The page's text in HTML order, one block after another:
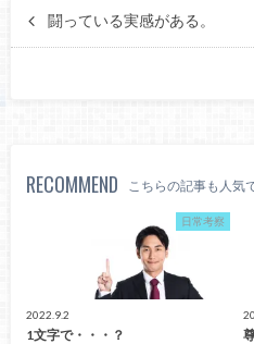
闘っている実感がある。
RECOMMEND こちらの記事も人気
日常考察
2022.9.2
1文字で・・・？